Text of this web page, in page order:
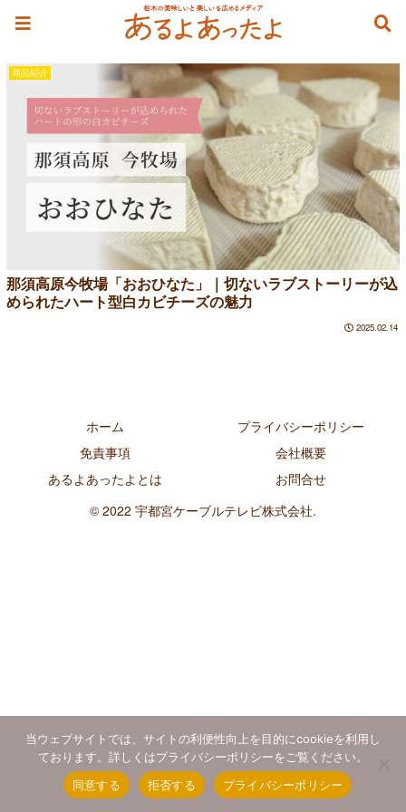
ヌーシャテルチーズ
商品紹介
那須高原今牧場「おおひなた」｜切ないラブストーリーが込
められたハート型白カビチーズの魅力
2025.02.14
ホーム
プライバシーポリシー
免責事項
会社概要
あるよあったよとは
お問合せ
© 2022 宇都宮ケーブルテレビ株式会社.
当ウェブサイトでは、サイトの利便性向上を目的にcookieを利用し
ております。詳しくはプライバシーポリシーをご覧ください。
同意する
拒否する プライバシーポリシー